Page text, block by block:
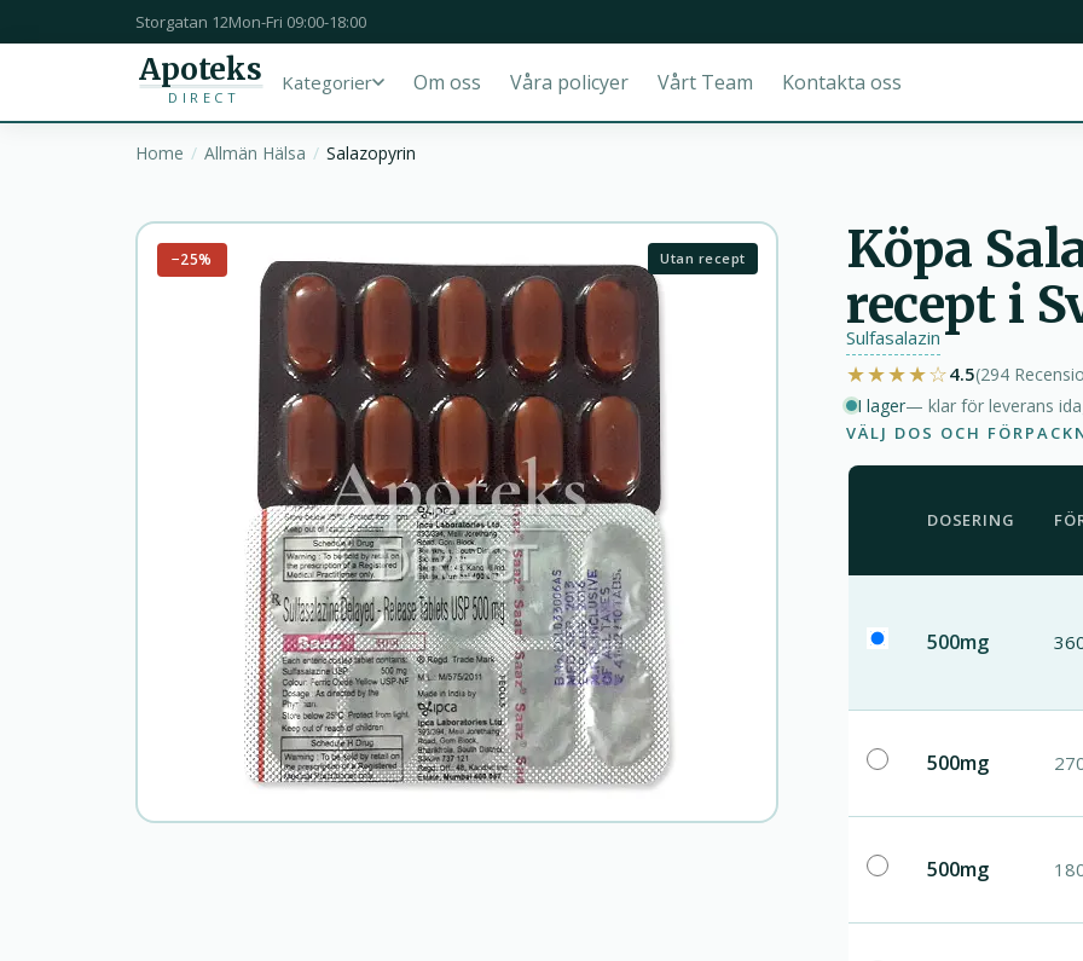
Storgatan 12Mon-Fri 09:00-18:00
Apoteks
DIRECT
Kategorier Om oss Våra policyer Vårt Team Kontakta oss
Home Allmän Hälsa Salazopyrin
−25% Utan recept
Köpa
recept i
Sulfasalazin
★★★★☆4.5(294
I lager— klar för leverans
VÄLJ DOS OCH
DOSERING
500mg
500mg
500mg